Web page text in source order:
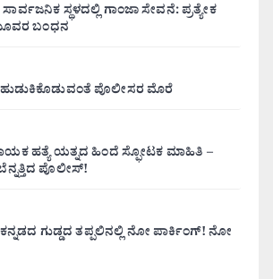
ಸ್ಥಳದಲ್ಲಿ ಗಾಂಜಾ ಸೇವನೆ: ಪ್ರತ್ಯೇಕ
ಬಂಧನ
ಪೊಲೀಸರ ಮೊರೆ
ಹತ್ಯೆ ಯತ್ನದ ಹಿಂದೆ ಸ್ಫೋಟಕ ಮಾಹಿತಿ –
ಪೊಲೀಸ್!
ಗುಡ್ಡದ ತಪ್ಪಲಿನಲ್ಲಿ ನೋ ಪಾರ್ಕಿಂಗ್! ನೋ